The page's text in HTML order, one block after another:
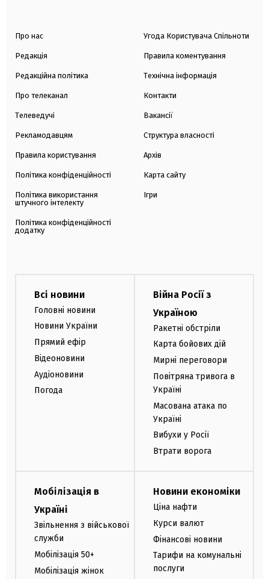
Про нас
Редакція
Редакційна політика
Про телеканал
Телеведучі
Рекламодавцям
Правила користування
Політика конфіденційності
Політика використання
штучного інтелекту
Політика конфіденційності
додатку
Угода Користувача Спільноти
Правила коментування
Технічна інформація
Контакти
Вакансії
Структура власності
Архів
Карта сайту
Ігри
Всі новини
Головні новини
Новини України
Прямий ефір
Відеоновини
Аудіоновини
Погода
Війна Росії з
Україною
Ракетні обстріли
Карта бойових дій
Мирні переговори
Повітряна тривога в
Україні
Масована атака по
Україні
Вибухи у Росії
Втрати ворога
Мобілізація в
Україні
Звільнення з військової
служби
Мобілізація 50+
Мобілізація жінок
Новини економіки
Ціна нафти
Курси валют
Фінансові новини
Тарифи на комунальні
послуги